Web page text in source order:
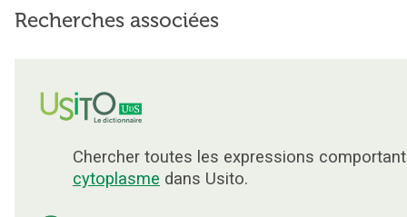
Recherches associées
Chercher toutes les expressions
cytoplasme dans Usito.